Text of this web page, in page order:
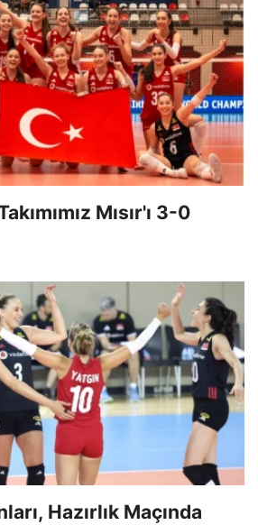
Mısır'ı 3-0
Hazırlık Maçında